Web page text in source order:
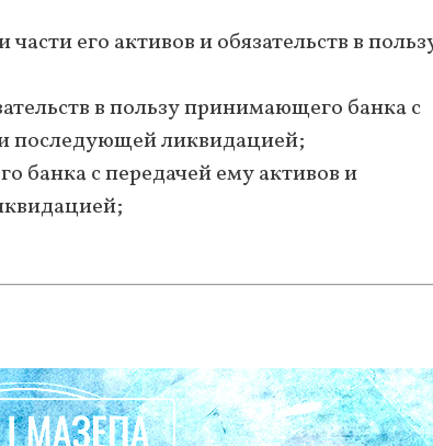
его активов и обязательств в
в пользу принимающего банка с
последующей ликвидацией;
банка с передачей ему активов и